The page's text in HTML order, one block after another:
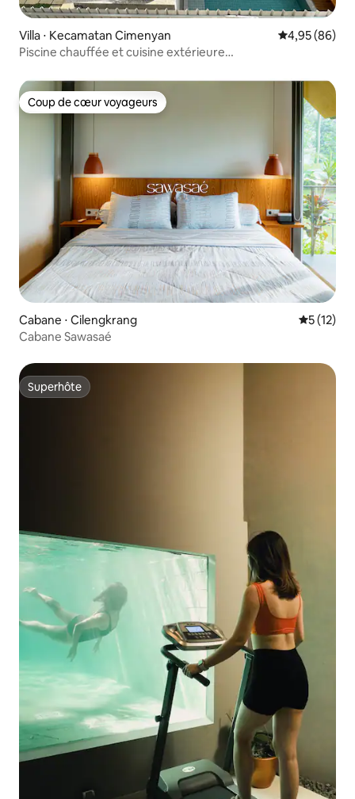
Villa ⋅ Kecamatan Cimenyan Évaluation
4,95 (86)
Piscine chauffée et cuisine extérieure
Coup de cœur voyageurs
Coup de cœur voyageurs
Cabane ⋅ Cilengkrang
5 (12)
Cabane Sawasaé
Superhôte
Superhôte